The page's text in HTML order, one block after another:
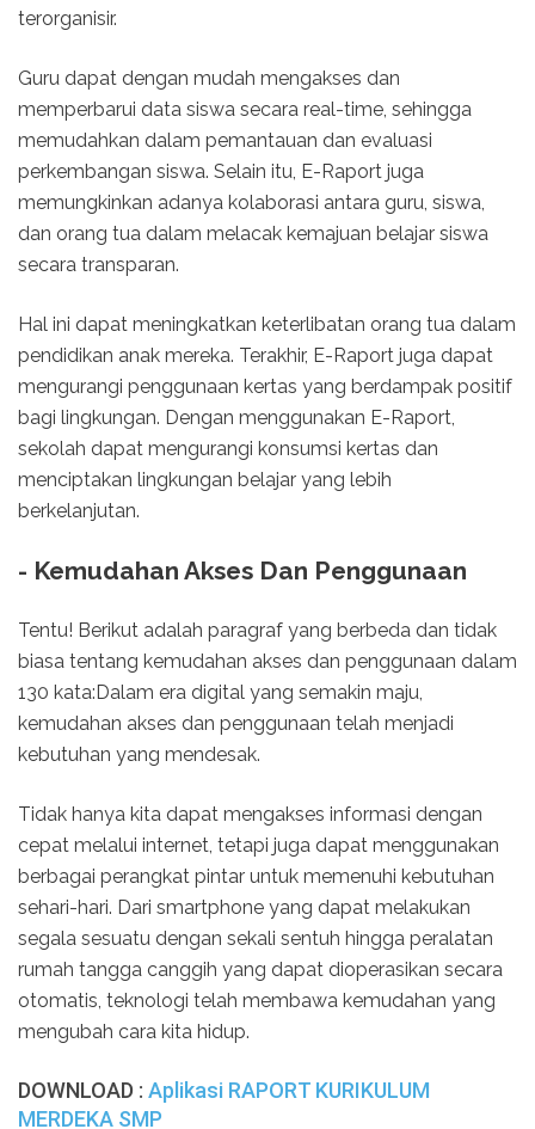
terorganisir.
Guru dapat dengan mudah mengakses dan
memperbarui data siswa secara real-time, sehingga
memudahkan dalam pemantauan dan evaluasi
perkembangan siswa. Selain itu, E-Raport juga
memungkinkan adanya kolaborasi antara guru, siswa,
dan orang tua dalam melacak kemajuan belajar siswa
secara transparan.
Hal ini dapat meningkatkan keterlibatan orang tua dalam
pendidikan anak mereka. Terakhir, E-Raport juga dapat
mengurangi penggunaan kertas yang berdampak positif
bagi lingkungan. Dengan menggunakan E-Raport,
sekolah dapat mengurangi konsumsi kertas dan
menciptakan lingkungan belajar yang lebih
berkelanjutan.
- Kemudahan Akses Dan Penggunaan
Tentu! Berikut adalah paragraf yang berbeda dan tidak
biasa tentang kemudahan akses dan penggunaan dalam
130 kata:Dalam era digital yang semakin maju,
kemudahan akses dan penggunaan telah menjadi
kebutuhan yang mendesak.
Tidak hanya kita dapat mengakses informasi dengan
cepat melalui internet, tetapi juga dapat menggunakan
berbagai perangkat pintar untuk memenuhi kebutuhan
sehari-hari. Dari smartphone yang dapat melakukan
segala sesuatu dengan sekali sentuh hingga peralatan
rumah tangga canggih yang dapat dioperasikan secara
otomatis, teknologi telah membawa kemudahan yang
mengubah cara kita hidup.
DOWNLOAD : Aplikasi RAPORT KURIKULUM
MERDEKA SMP